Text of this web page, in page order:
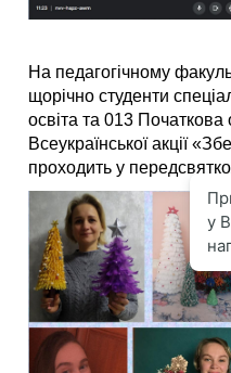
На педагогічному
щорічностуденти
освіта та 013 Початкова
Всеукраїнської акції
проходить у